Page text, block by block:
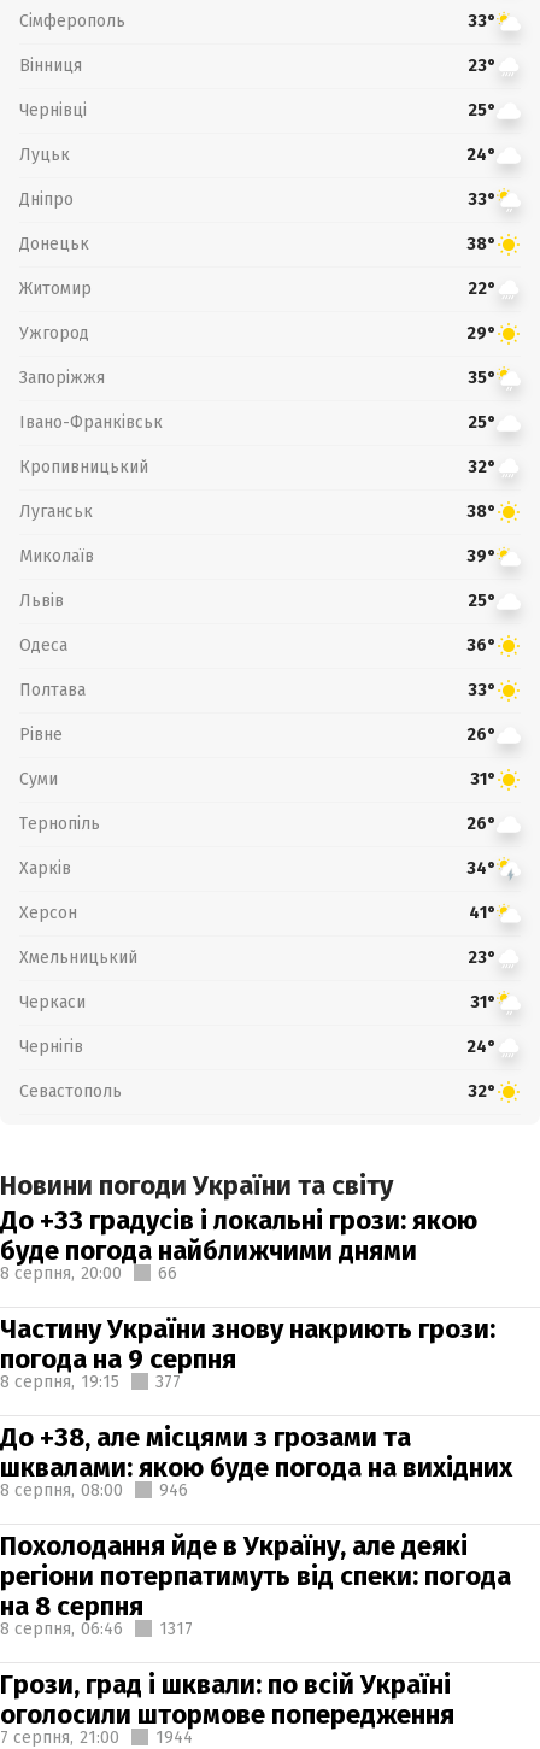
Сімферополь 33°
Вінниця 23°
Чернівці 25°
Луцьк 24°
Дніпро 33°
Донецьк 38°
Житомир 22°
Ужгород 29°
Запоріжжя 35°
Івано-Франківськ 25°
Кропивницький 32°
Луганськ 38°
Миколаїв 39°
Львів 25°
Одеса 36°
Полтава 33°
Рівне 26°
Суми 31°
Тернопіль 26°
Харків 34°
Херсон 41°
Хмельницький 23°
Черкаси 31°
Чернігів 24°
Севастополь 32°
Новини погоди України та світу
До +33 градусів і локальні грози: якою
буде погода найближчими днями
8 серпня, 20:00 66
Частину України знову накриють грози:
погода на 9 серпня
8 серпня, 19:15 377
До +38, але місцями з грозами та
шквалами: якою буде погода на вихідних
8 серпня, 08:00 946
Похолодання йде в Україну, але деякі
регіони потерпатимуть від спеки: погода
на 8 серпня
8 серпня, 06:46 1317
Грози, град і шквали: по всій Україні
оголосили штормове попередження
7 серпня, 21:00 1944